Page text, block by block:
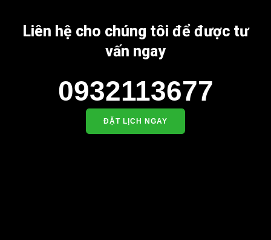
Liên hệ cho chúng tôi để được tư
vấn ngay
0932113677
ĐẶT LỊCH NGAY